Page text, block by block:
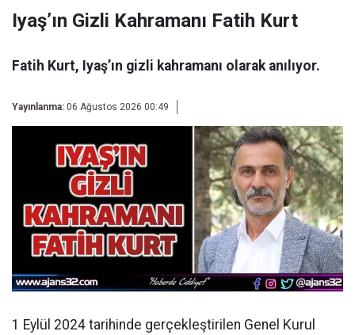
Iyaş’ın Gizli Kahramanı Fatih Kurt
Fatih Kurt, Iyaş’ın gizli kahramanı olarak anılıyor.
Yayınlanma: 06 Ağustos 2026 00:49
1 Eylül 2024 tarihinde gerçekleştirilen Genel Kurul